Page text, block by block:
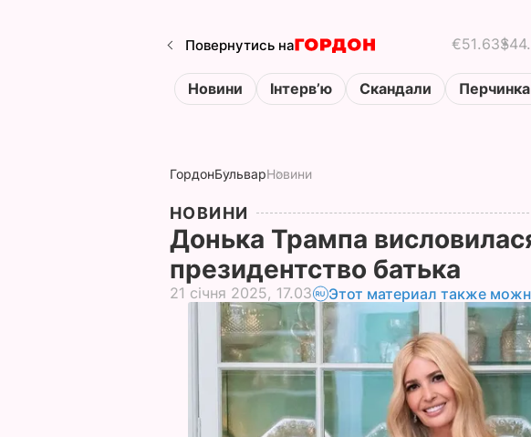
Повернутись на €51.63
Новини Інтервʼю Скандали Перчинка
ГордонБульварНовини
НОВИНИ
Донька Трампа
президентство батька
21 січня 2025, 17.03 Этот материал также